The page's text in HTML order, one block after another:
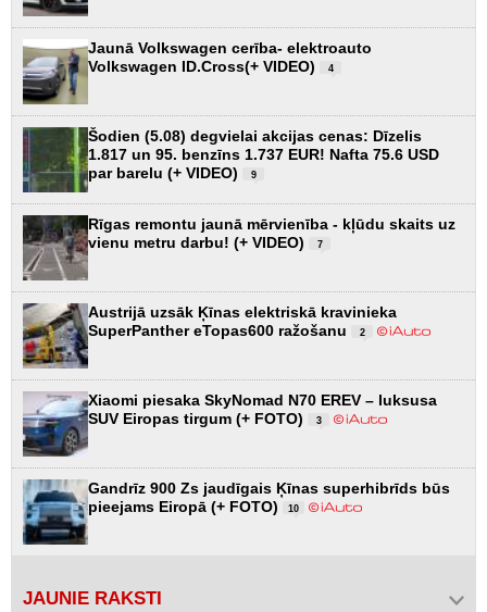
Jaunā Volkswagen cerība- elektroauto
Volkswagen ID.Cross(+ VIDEO)
4
Šodien (5.08) degvielai akcijas cenas: Dīzelis
1.817 un 95. benzīns 1.737 EUR! Nafta 75.6 USD
par barelu (+ VIDEO)
9
Rīgas remontu jaunā mērvienība - kļūdu skaits uz
vienu metru darbu! (+ VIDEO)
7
Austrijā uzsāk Ķīnas elektriskā kravinieka
SuperPanther eTopas600 ražošanu
2
Xiaomi piesaka SkyNomad N70 EREV – luksusa
SUV Eiropas tirgum (+ FOTO)
3
Gandrīz 900 Zs jaudīgais Ķīnas superhibrīds būs
pieejams Eiropā (+ FOTO)
10
JAUNIE RAKSTI